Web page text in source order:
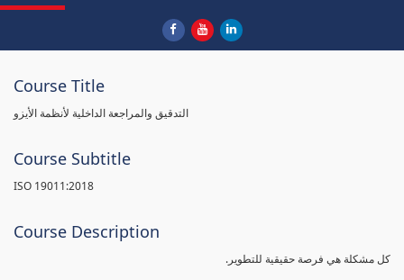
Course Title
التدقيق والمراجعة الداخلية لأنظمة الأيزو
Course Subtitle
ISO 19011:2018
Course Description
كل مشكلة هي فرصة حقيقية للتطوير.